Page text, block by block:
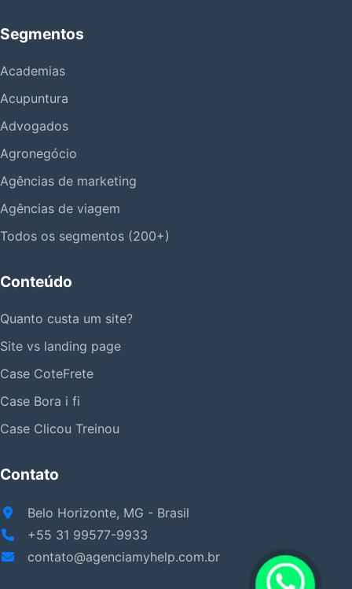
Segmentos
Academias
Acupuntura
Advogados
Agronegócio
Agências de marketing
Agências de viagem
Todos os segmentos (200+)
Conteúdo
Quanto custa um site?
Site vs landing page
Case CoteFrete
Case Bora i fi
Case Clicou Treinou
Contato
Belo Horizonte, MG - Brasil
+55 31 99577-9933
contato@agenciamyhelp.com.br